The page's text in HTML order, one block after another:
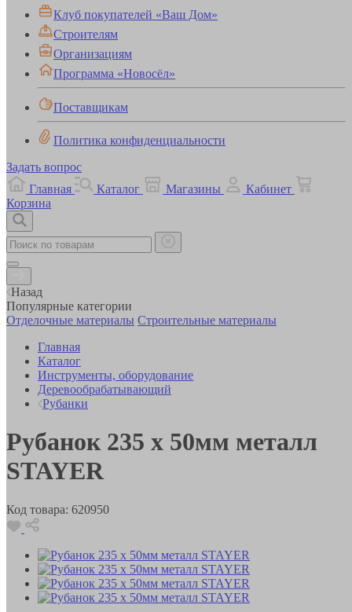
Клуб покупателей «Ваш Дом»
Строителям
Организациям
Программа «Новосёл»
Поставщикам
Политика конфиденциальности
Задать вопрос
Главная
Каталог Магазины
Кабинет
Корзина
Назад
Популярные категории
Отделочные материалы Строительные материалы
Главная
Каталог
Инструменты, оборудование
Деревообрабатывающий
Рубанки
Рубанок 235 х 50мм металл
STAYER
Код товара: 620950